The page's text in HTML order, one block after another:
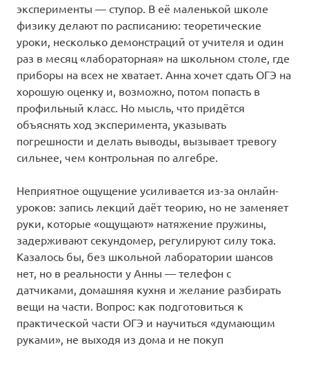
эксперименты — ступор. В её маленькой школе
физику делают по расписанию: теоретические
уроки, несколько демонстраций от учителя и один
раз в месяц «лабораторная» на школьном столе, где
приборы на всех не хватает. Анна хочет сдать ОГЭ на
хорошую оценку и, возможно, потом попасть в
профильный класс. Но мысль, что придётся
объяснять ход эксперимента, указывать
погрешности и делать выводы, вызывает тревогу
сильнее, чем контрольная по алгебре.
Неприятное ощущение усиливается из-за онлайн-
уроков: запись лекций даёт теорию, но не заменяет
руки, которые «ощущают» натяжение пружины,
задерживают секундомер, регулируют силу тока.
Казалось бы, без школьной лаборатории шансов
нет, но в реальности у Анны — телефон с
датчиками, домашняя кухня и желание разбирать
вещи на части. Вопрос: как подготовиться к
практической части ОГЭ и научиться «думающим
руками», не выходя из дома и не покуп